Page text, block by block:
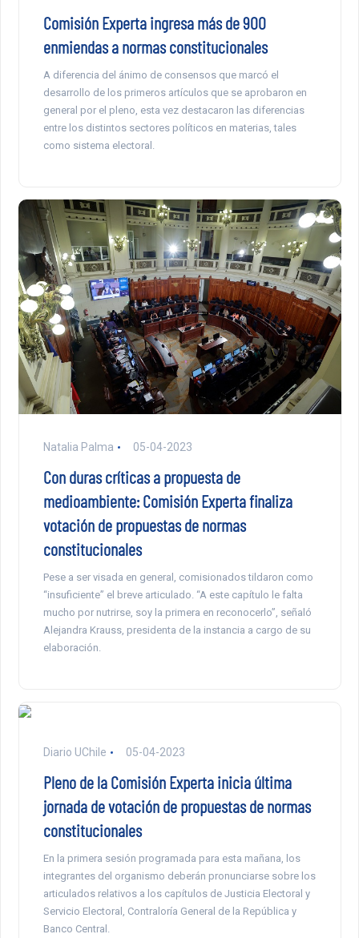
Comisión Experta ingresa más de 900
enmiendas a normas constitucionales
A diferencia del ánimo de consensos que marcó el
desarrollo de los primeros artículos que se aprobaron en
general por el pleno, esta vez destacaron las diferencias
entre los distintos sectores políticos en materias, tales
como sistema electoral.
Natalia Palma 05-04-2023
Con duras críticas a propuesta de
medioambiente: Comisión Experta finaliza
votación de propuestas de normas
constitucionales
Pese a ser visada en general, comisionados tildaron como
“insuficiente” el breve articulado. “A este capítulo le falta
mucho por nutrirse, soy la primera en reconocerlo”, señaló
Alejandra Krauss, presidenta de la instancia a cargo de su
elaboración.
Diario UChile 05-04-2023
Pleno de la Comisión Experta inicia última
jornada de votación de propuestas de normas
constitucionales
En la primera sesión programada para esta mañana, los
integrantes del organismo deberán pronunciarse sobre los
articulados relativos a los capítulos de Justicia Electoral y
Servicio Electoral, Contraloría General de la República y
Banco Central.